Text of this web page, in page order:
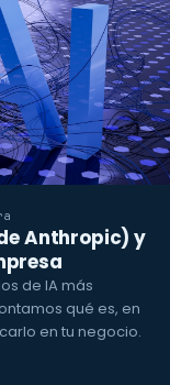
Anthropic) y
de IA más
qué es, en
en tu negocio.